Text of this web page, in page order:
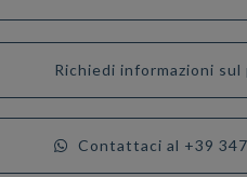
Richiedi informazioni
Contattaci al +39